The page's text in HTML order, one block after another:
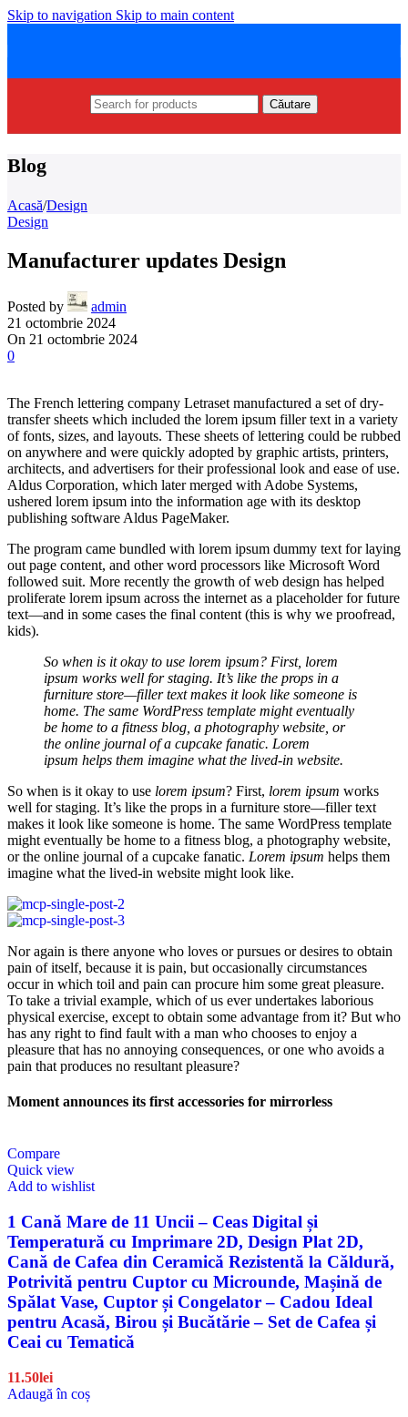
Skip to navigation Skip to main content
Căutare
Blog
Acasă/Design
Design
Manufacturer updates Design
Posted by
admin
21 octombrie 2024
On 21 octombrie 2024
0
The French lettering company Letraset manufactured a set of dry-
transfer sheets which included the lorem ipsum filler text in a variety
of fonts, sizes, and layouts. These sheets of lettering could be rubbed
on anywhere and were quickly adopted by graphic artists, printers,
architects, and advertisers for their professional look and ease of use.
Aldus Corporation, which later merged with Adobe Systems,
ushered lorem ipsum into the information age with its desktop
publishing software Aldus PageMaker.
The program came bundled with lorem ipsum dummy text for laying
out page content, and other word processors like Microsoft Word
followed suit. More recently the growth of web design has helped
proliferate lorem ipsum across the internet as a placeholder for future
text—and in some cases the final content (this is why we proofread,
kids).
So when is it okay to use lorem ipsum? First, lorem
ipsum works well for staging. It’s like the props in a
furniture store—filler text makes it look like someone is
home. The same WordPress template might eventually
be home to a fitness blog, a photography website, or
the online journal of a cupcake fanatic. Lorem
ipsum helps them imagine what the lived-in website.
So when is it okay to use lorem ipsum? First, lorem ipsum works
well for staging. It’s like the props in a furniture store—filler text
makes it look like someone is home. The same WordPress template
might eventually be home to a fitness blog, a photography website,
or the online journal of a cupcake fanatic. Lorem ipsum helps them
imagine what the lived-in website might look like.
Nor again is there anyone who loves or pursues or desires to obtain
pain of itself, because it is pain, but occasionally circumstances
occur in which toil and pain can procure him some great pleasure.
To take a trivial example, which of us ever undertakes laborious
physical exercise, except to obtain some advantage from it? But who
has any right to find fault with a man who chooses to enjoy a
pleasure that has no annoying consequences, or one who avoids a
pain that produces no resultant pleasure?
Moment announces its first accessories for mirrorless
Compare
Quick view
Add to wishlist
1 Cană Mare de 11 Uncii – Ceas Digital și
Temperatură cu Imprimare 2D, Design Plat 2D,
Cană de Cafea din Ceramică Rezistentă la Căldură,
Potrivită pentru Cuptor cu Microunde, Mașină de
Spălat Vase, Cuptor și Congelator – Cadou Ideal
pentru Acasă, Birou și Bucătărie – Set de Cafea și
Ceai cu Tematică
11.50lei
Adaugă în coș